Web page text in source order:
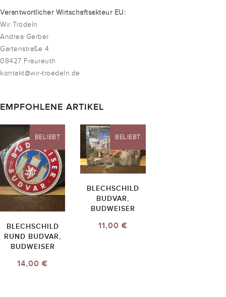
Verantwortlicher Wirtschaftsakteur EU:
Wir Trödeln
Andrea Gerber
Gartenstraße 4
08427 Fraureuth
kontakt@wir-troedeln.de
EMPFOHLENE ARTIKEL
BELIEBT
BLECHSCHILD
RUND BUDVAR,
BUDWEISER
14,00 €
BELIEBT
BLECHSCHILD
BUDVAR,
BUDWEISER
11,00 €